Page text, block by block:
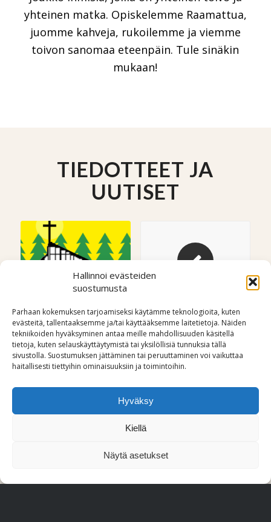
Hallinnoi evästeiden
suostumusta
Parhaan kokemuksen tarjoamiseksi käytämme teknologioita, kuten
evästeitä, tallentaaksemme ja/tai käyttääksemme laitetietoja. Näiden
tekniikoiden hyväksyminen antaa meille mahdollisuuden käsitellä
tietoja, kuten selauskäyttäytymistä tai yksilöllisiä tunnuksia tällä
sivustolla. Suostumuksen jättäminen tai peruuttaminen voi vaikuttaa
haitallisesti tiettyihin ominaisuuksiin ja toimintoihin.
Hyväksy
Kiellä
Näytä asetukset
yhteinen matka. Opiskelemme Raamattua,
juomme kahveja, rukoilemme ja viemme
toivon sanomaa eteenpäin. Tule sinäkin
mukaan!
TIEDOTTEET JA
UUTISET
MAAKUNTAJUHLAT
AJANKOHTAISTA
NUORTENILLAT
HEINÄKUUSSA
AJANKOHTAISTA